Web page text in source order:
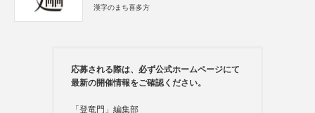
漢字のまち喜多方
応募される際は、必ず公式ホームページにて
最新の開催情報をご確認ください。
「登竜門」編集部